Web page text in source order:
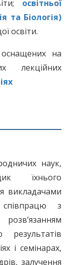
освітньої
та Біологія)
освіти.
на
лекційних
наук,
їхнього
викладачами
з
результатів
і семінарах,
залучення